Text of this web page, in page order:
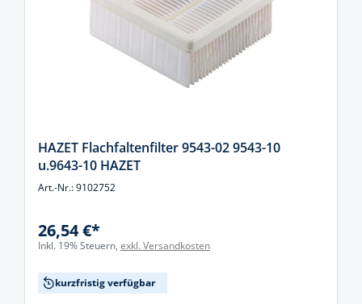
HAZET Flachfaltenfilter 9543-02 9543-10
u.9643-10 HAZET
Art.-Nr.: 9102752
26,54 €*
Inkl. 19% Steuern, exkl. Versandkosten
kurzfristig verfügbar